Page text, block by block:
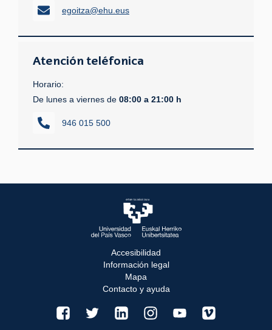
egoitza@ehu.eus
Atención teléfonica
Horario:
De lunes a viernes de 08:00 a 21:00 h
946 015 500
Accesibilidad
Información legal
Mapa
Contacto y ayuda
facebook twitter linkedin instagramyoutube